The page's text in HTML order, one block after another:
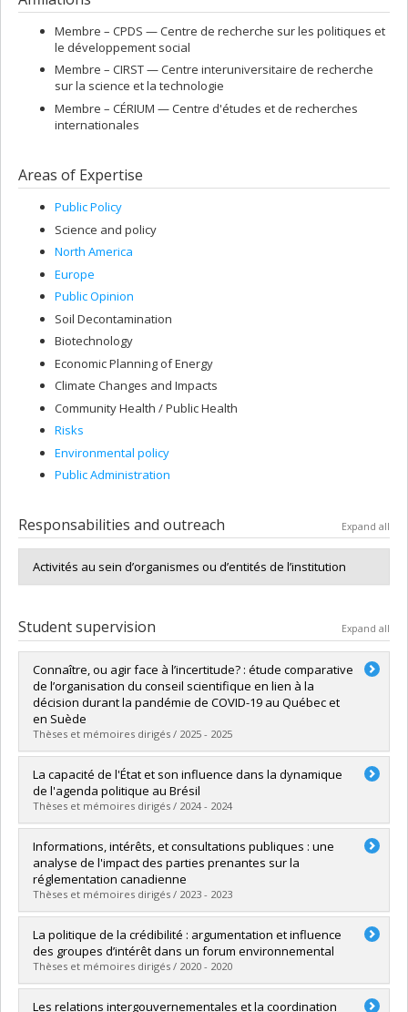
Membre – CPDS — Centre de recherche sur les politiques et
le développement social
Membre – CIRST — Centre interuniversitaire de recherche
sur la science et la technologie
Membre – CÉRIUM — Centre d'études et de recherches
internationales
Areas of Expertise
Public Policy
Science and policy
North America
Europe
Public Opinion
Soil Decontamination
Biotechnology
Economic Planning of Energy
Climate Changes and Impacts
Community Health / Public Health
Risks
Environmental policy
Public Administration
Responsabilities and outreach Expand all
Activités au sein d’organismes ou d’entités de l’institution
Student supervision Expand all
Connaître, ou agir face à l’incertitude? : étude comparative
de l’organisation du conseil scientifique en lien à la
décision durant la pandémie de COVID-19 au Québec et
en Suède
Thèses et mémoires dirigés / 2025 - 2025
Graduate :Lemor, Antoine Claude
Cycle :Doctoral
Grade :Ph. D.
Lien vers le document dans Papyrus
La capacité de l'État et son influence dans la dynamique
de l'agenda politique au Brésil
Thèses et mémoires dirigés / 2024 - 2024
Graduate :Costa, María Alejandra
Cycle :Doctoral
Grade :Ph. D.
Lien vers le document dans Papyrus
Informations, intérêts, et consultations publiques : une
analyse de l'impact des parties prenantes sur la
réglementation canadienne
Thèses et mémoires dirigés / 2023 - 2023
Graduate : Beaulieu-Guay, Louis-Robert
Cycle :Doctoral
Grade :Ph. D.
Lien vers le document dans Papyrus
La politique de la crédibilité : argumentation et influence
des groupes d’intérêt dans un forum environnemental
Thèses et mémoires dirigés / 2020 - 2020
Graduate :Tremblay-Faulkner, Marc
Les relations intergouvernementales et la coordination